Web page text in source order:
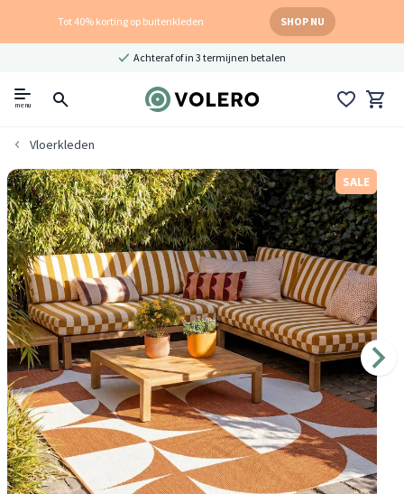
Tot 40% korting op buitenkleden SHOP NU
Achteraf of in 3 termijnen betalen
menu
Vloerkleden
SALE